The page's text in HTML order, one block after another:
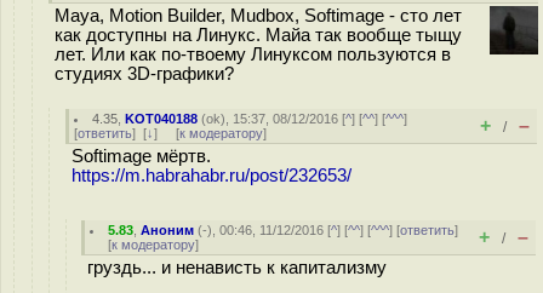
Maya, Motion Builder, Mudbox, Softimage - сто лет
как доступны на Линукс. Майа так вообще тыщу
лет. Или как по-твоему Линуксом пользуются в
студиях 3D-графики?
4.35 ,KOT040188 (ok), 15:37, 08/12/2016 [^] [^^] [^^^]
[ответить] [↓] [к модератору] + / –
Softimage мёртв.
https://m.habrahabr.ru/post/232653/
5.83 ,Аноним (-), 00:46, 11/12/2016 [^] [^^] [^^^] [ответить]
[к модератору] + / –
груздь... и ненависть к капитализму